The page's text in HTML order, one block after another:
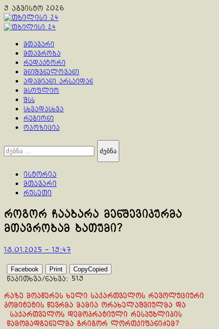
Skip
to
content
9 აგვისტო 2026
Primary
მთავარი
მთავრობა
რედაქტორი
მნიშვნელოვანი
ადამიანი არსაიდან
მსოფლიო
შსს
სხვადასხვა
რეგიონი
ოპოზიცია
ძებნა:
ისტორია
მთავარი
რუსეთი
როგორ ჩააბარა მენშევიკურმა
მთავრობამ ბათუმი?
18.01.2025 - 19:47
Facebook Print CopyCopied
წაკითხვა/ნახვა: 519
რაზე მოაწერეს ხელი საქართველოს რევოლუციური
კომიტეტის წევრმა მამია ორახელაშვიულმა და
საქართველოს დემოკრატიული რესპუბლიკის
წამომადგენელმა გრიგორ ლორთქიფანიძემ?